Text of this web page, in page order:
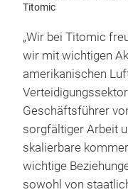
Titomic
„Wir bei Titomic
wir mit wichtigen
amerikanischen
Geschäftsführer
sorgfältiger Arbeit
skalierbare
wichtige
sowohl von